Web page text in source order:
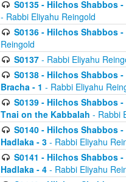
S0135 - Hilchos Shabbos
- Rabbi Eliyahu Reingold
S0136 - Hilchos Shabbos
Reingold
S0137- Rabbi Eliyahu
S0138 - Hilchos Shabbos
Bracha - 1 - Rabbi Eliyahu
S0139 - Hilchos Shabbos
Tnai on the Kabbalah - Rabbi
S0140 - Hilchos Shabbos
Hadlaka - 3 - Rabbi Eliyahu
S0141 - Hilchos Shabbos
Hadlaka - 4 - Rabbi Eliyahu